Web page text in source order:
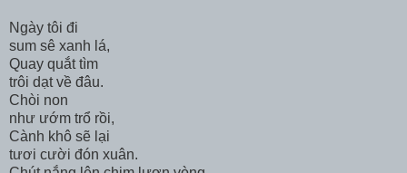
Ngày tôi đi
sum sê xanh lá,
Quay quắt tìm
trôi dạt về đâu.
Chòi non
như ướm trổ rồi,
Cành khô sẽ lại
tươi cười đón xuân.